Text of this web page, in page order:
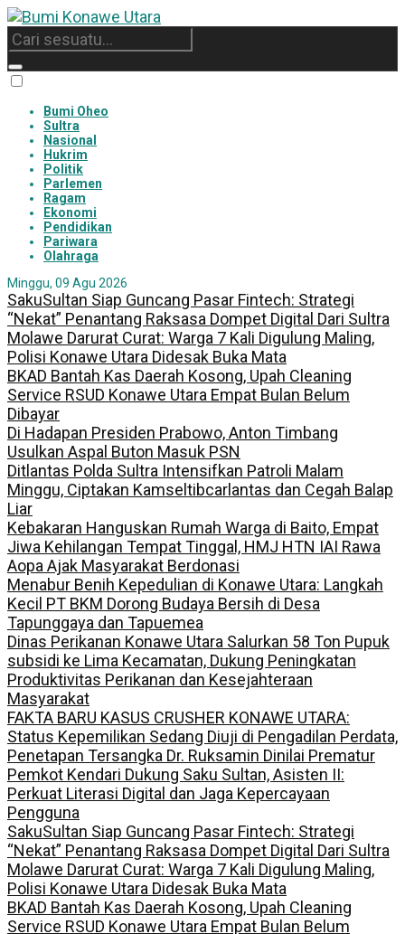
Bumi Oheo
Sultra
Nasional
Hukrim
Politik
Parlemen
Ragam
Ekonomi
Pendidikan
Pariwara
Olahraga
Minggu, 09 Agu 2026
SakuSultan Siap Guncang Pasar Fintech: Strategi
“Nekat” Penantang Raksasa Dompet Digital Dari Sultra
Molawe Darurat Curat: Warga 7 Kali Digulung Maling,
Polisi Konawe Utara Didesak Buka Mata
BKAD Bantah Kas Daerah Kosong, Upah Cleaning
Service RSUD Konawe Utara Empat Bulan Belum
Dibayar
Di Hadapan Presiden Prabowo, Anton Timbang
Usulkan Aspal Buton Masuk PSN
Ditlantas Polda Sultra Intensifkan Patroli Malam
Minggu, Ciptakan Kamseltibcarlantas dan Cegah Balap
Liar
Kebakaran Hanguskan Rumah Warga di Baito, Empat
Jiwa Kehilangan Tempat Tinggal, HMJ HTN IAI Rawa
Aopa Ajak Masyarakat Berdonasi
Menabur Benih Kepedulian di Konawe Utara: Langkah
Kecil PT BKM Dorong Budaya Bersih di Desa
Tapunggaya dan Tapuemea
Dinas Perikanan Konawe Utara Salurkan 58 Ton Pupuk
subsidi ke Lima Kecamatan, Dukung Peningkatan
Produktivitas Perikanan dan Kesejahteraan
Masyarakat
FAKTA BARU KASUS CRUSHER KONAWE UTARA:
Status Kepemilikan Sedang Diuji di Pengadilan Perdata,
Penetapan Tersangka Dr. Ruksamin Dinilai Prematur
Pemkot Kendari Dukung Saku Sultan, Asisten II:
Perkuat Literasi Digital dan Jaga Kepercayaan
Pengguna
SakuSultan Siap Guncang Pasar Fintech: Strategi
“Nekat” Penantang Raksasa Dompet Digital Dari Sultra
Molawe Darurat Curat: Warga 7 Kali Digulung Maling,
Polisi Konawe Utara Didesak Buka Mata
BKAD Bantah Kas Daerah Kosong, Upah Cleaning
Service RSUD Konawe Utara Empat Bulan Belum